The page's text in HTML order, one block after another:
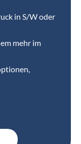
in S/W oder
mehr im